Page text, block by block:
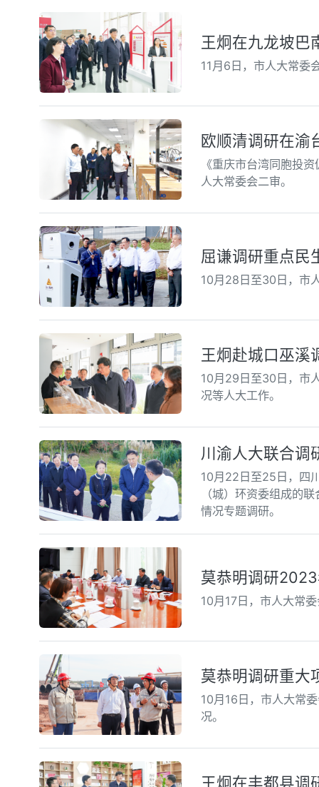
王炯在九龙坡巴
11月6日，市人大常委
欧顺清调研在渝
《重庆市台湾同胞投
人大常委会二审。
屈谦调研重点民
10月28日至30日，市
王炯赴城口巫溪
10月29日至30日，市
况等人大工作。
川渝人大联合调
10月22日至25日，四
（城）环资委组成的
情况专题调研。
莫恭明调研
10月17日，市人大常
莫恭明调研重大
10月16日，市人大常
况。
王炯在丰都县调